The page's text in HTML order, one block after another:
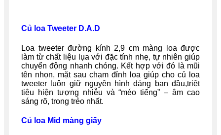
Củ loa Tweeter D.A.D
Loa tweeter đường kính 2,9 cm màng loa được
làm từ chất liệu lụa với đặc tính nhẹ, tự nhiên giúp
chuyển động nhanh chóng. Kết hợp với đó là mũi
tên nhọn, mặt sau chạm đỉnh loa giúp cho củ loa
tweeter luôn giữ nguyên hình dáng ban đầu,triệt
tiêu hiện tượng nhiễu và “méo tiếng” – âm cao
sáng rõ, trong trẻo nhất.
Củ loa Mid màng giấy